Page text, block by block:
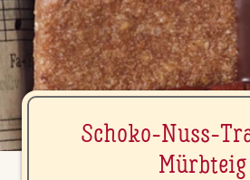
Schoko-Nuss-
Mürbteig